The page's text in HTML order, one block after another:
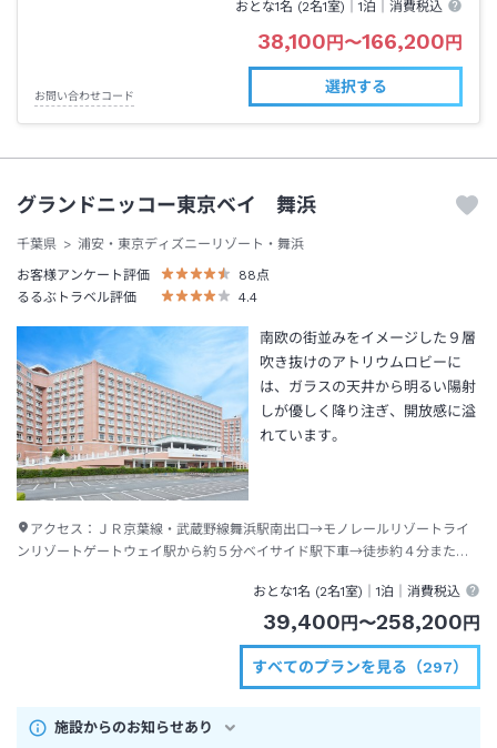
おとな1名 (2名1室)｜1泊 ｜消費税込
38,100円〜166,200円
お問い合わせコード
選択する
グランドニッコー東京ベイ 舞浜
千葉県
浦安・東京ディズニーリゾート・舞浜
お客様アンケート評価
88点
るるぶトラベル評価
4.4
南欧の街並みをイメージした９層
吹き抜けのアトリウムロビーに
は、ガラスの天井から明るい陽射
しが優しく降り注ぎ、開放感に溢
れています。
アクセス： ＪＲ京葉線・武蔵野線舞浜駅南出口→モノレールリゾートライ
ンリゾートゲートウェイ駅から約５分ベイサイド駅下車→徒歩約４分または
おとな1名 (2名1室)｜1泊 ｜消費税込
39,400円〜258,200円
すべてのプランを見る（297）
施設からのお知らせあり